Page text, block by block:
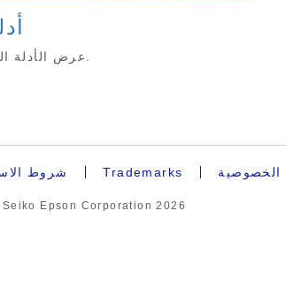
شروط Trademarks الخصوصية
Epson Corporation2026